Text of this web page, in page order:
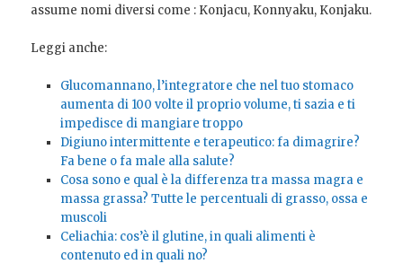
assume nomi diversi come : Konjacu, Konnyaku, Konjaku.
Leggi anche:
Glucomannano, l’integratore che nel tuo stomaco
aumenta di 100 volte il proprio volume, ti sazia e ti
impedisce di mangiare troppo
Digiuno intermittente e terapeutico: fa dimagrire?
Fa bene o fa male alla salute?
Cosa sono e qual è la differenza tra massa magra e
massa grassa? Tutte le percentuali di grasso, ossa e
muscoli
Celiachia: cos’è il glutine, in quali alimenti è
contenuto ed in quali no?